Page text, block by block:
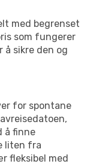
med begrenset
som fungerer
sikre den og
for spontane
å finne
liten fra
fleksibel med